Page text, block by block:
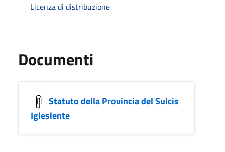
Licenza di distribuzione
Documenti
Statuto della Provincia del Sulcis
Iglesiente